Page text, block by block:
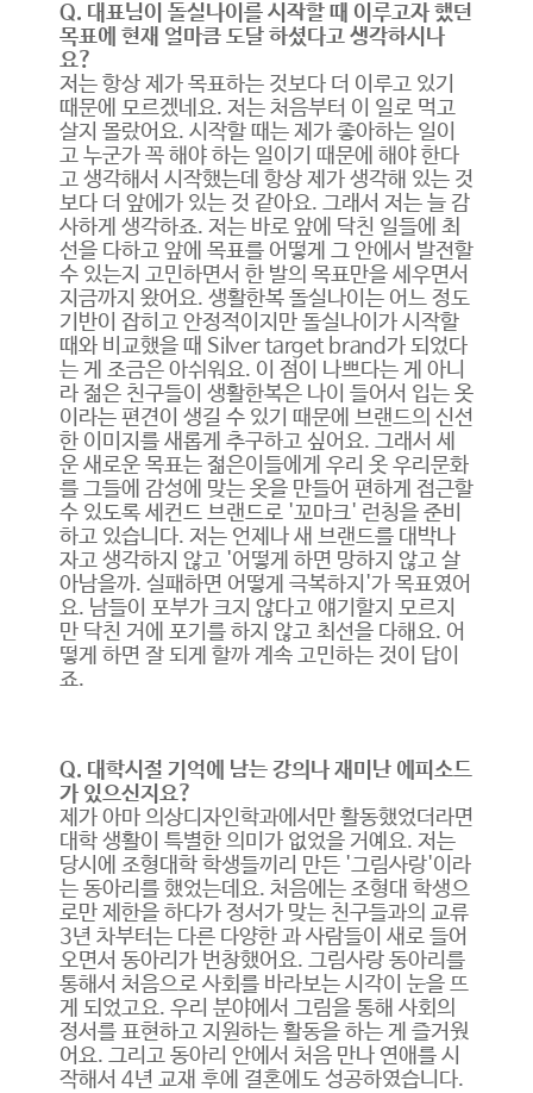
Q. 대표님이 돌실나이를 시작할 때 이루고자 했던
목표에 현재 얼마큼 도달 하셨다고 생각하시나
요?
저는 항상 제가 목표하는 것보다 더 이루고 있기
때문에 모르겠네요. 저는 처음부터 이 일로 먹고
살지 몰랐어요. 시작할 때는 제가 좋아하는 일이
고 누군가 꼭 해야 하는 일이기 때문에 해야 한다
고 생각해서 시작했는데 항상 제가 생각해 있는 것
보다 더 앞에가 있는 것 같아요. 그래서 저는 늘 감
사하게 생각하죠. 저는 바로 앞에 닥친 일들에 최
선을 다하고 앞에 목표를 어떻게 그 안에서 발전할
수 있는지 고민하면서 한 발의 목표만을 세우면서
지금까지 왔어요. 생활한복 돌실나이는 어느 정도
기반이 잡히고 안정적이지만 돌실나이가 시작할
때와 비교했을 때 Silver target brand가 되었다
는 게 조금은 아쉬워요. 이 점이 나쁘다는 게 아니
라 젊은 친구들이 생활한복은 나이 들어서 입는 옷
이라는 편견이 생길 수 있기 때문에 브랜드의 신선
한 이미지를 새롭게 추구하고 싶어요. 그래서 세
운 새로운 목표는 젊은이들에게 우리 옷 우리문화
를 그들에 감성에 맞는 옷을 만들어 편하게 접근할
수 있도록 세컨드 브랜드로 '꼬마크' 런칭을 준비
하고 있습니다. 저는 언제나 새 브랜드를 대박나
자고 생각하지 않고 '어떻게 하면 망하지 않고 살
아남을까. 실패하면 어떻게 극복하지'가 목표였어
요. 남들이 포부가 크지 않다고 얘기할지 모르지
만 닥친 거에 포기를 하지 않고 최선을 다해요. 어
떻게 하면 잘 되게 할까 계속 고민하는 것이 답이
죠.
Q. 대학시절 기억에 남는 강의나 재미난 에피소드
가 있으신지요?
제가 아마 의상디자인학과에서만 활동했었더라면
대학 생활이 특별한 의미가 없었을 거예요. 저는
당시에 조형대학 학생들끼리 만든 '그림사랑'이라
는 동아리를 했었는데요. 처음에는 조형대 학생으
로만 제한을 하다가 정서가 맞는 친구들과의 교류
3년 차부터는 다른 다양한 과 사람들이 새로 들어
오면서 동아리가 번창했어요. 그림사랑 동아리를
통해서 처음으로 사회를 바라보는 시각이 눈을 뜨
게 되었고요. 우리 분야에서 그림을 통해 사회의
정서를 표현하고 지원하는 활동을 하는 게 즐거웠
어요. 그리고 동아리 안에서 처음 만나 연애를 시
작해서 4년 교재 후에 결혼에도 성공하였습니다.